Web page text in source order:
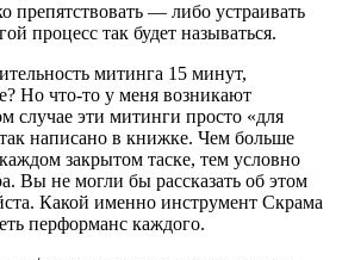
препятствовать — либо устраивать
процесс так будет называться.
митинга 15 минут,
Но что-то у меня возникают
случае эти митинги просто «для
написано в книжке. Чем больше
закрытом таске, тем условно
Вы не могли бы рассказать об этом
Какой именно инструмент Скрама
перформанс каждого.